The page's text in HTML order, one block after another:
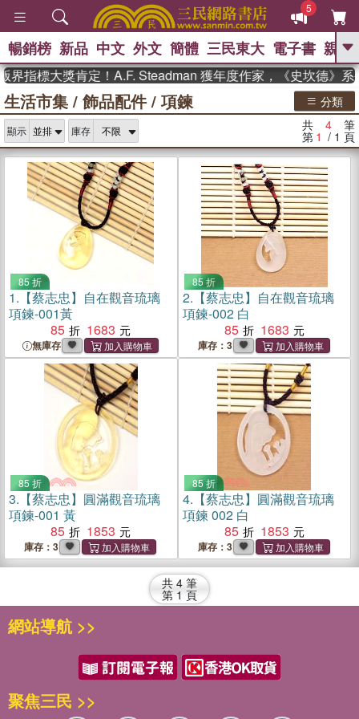
5
GO
熱搜： 東野圭吾 高希均教授回憶錄
、 The Odyssey 、 父親節 、 如果歷
國際布克
獎 臺灣漫遊錄 、 方念華 、 台灣的李
、 數學女孩：黎曼猜想 、
偉大的迷走神經
暢銷榜 新品 中文 外文 簡體 三民東大 電子書 親子
指標大獎肯定！A.F. Steadman 獲年度作家，《史坎德》系
生活市集 / 飾品配件/ 項鍊 分類
顯示 庫存 共 4 筆
第 1 / 1 頁
85 折
1. 【蔡志忠】自在觀音琉璃
項鍊-001黃
85
1683
無庫存
85 折
2. 【蔡志忠】自在觀音琉璃
項鍊-002 白
85
1683
庫存：3
85 折
3. 【蔡志忠】圓滿觀音琉璃
項鍊-001 黃
85
1853
庫存：3
85 折
4. 【蔡志忠】圓滿觀音琉璃
項鍊 002 白
85
1853
庫存：3
共 4 筆
第 1 頁
網站導航 >>
聚焦三民 >>